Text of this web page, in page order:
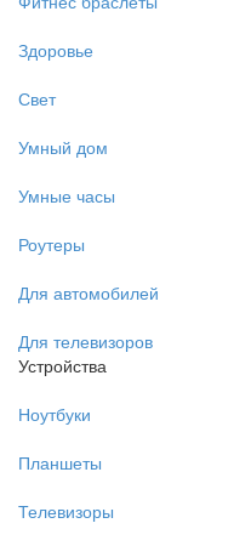
Здоровье
Свет
Умный дом
Умные часы
Роутеры
Для автомобилей
Для телевизоров
Устройства
Ноутбуки
Планшеты
Телевизоры